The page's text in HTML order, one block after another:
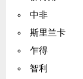
中非
斯里兰卡
乍得
智利